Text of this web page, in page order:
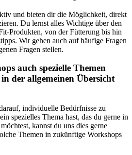
und bieten dir die‍ Möglichkeit, ⁢direkt
Du ‌lernst alles Wichtige über den
Produkten, von der Fütterung ‌bis hin⁤
Wir gehen auch auf häufige Fragen
Fragen stellen.
auch spezielle Themen⁣
der allgemeinen ⁣Übersicht
individuelle‌ Bedürfnisse zu
spezielles ‌Thema​ hast, das du ​gerne⁤ in
kannst⁣ du uns dies gerne
‍Themen in zukünftige ⁤Workshops